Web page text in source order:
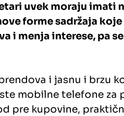
uvek moraju imati
forme sadržaja
i menja interese, pa
i jasnu i brzu
mobilne telefone za
pre kupovine,